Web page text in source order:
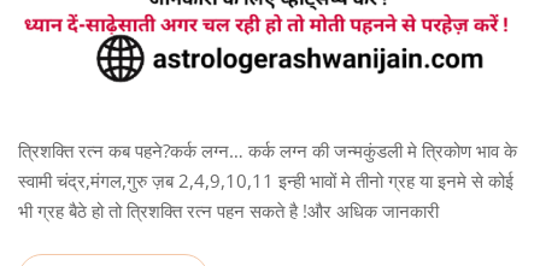
त्रिशक्ति रत्न कब पहने?कर्क लग्न… कर्क लग्न की जन्मकुंडली मे त्रिकोण भाव के
स्वामी चंद्र,मंगल,गुरु ज़ब 2,4,9,10,11 इन्ही भावों मे तीनो ग्रह या इनमे से कोई
भी ग्रह बैठे हो तो त्रिशक्ति रत्न पहन सकते है !और अधिक जानकारी